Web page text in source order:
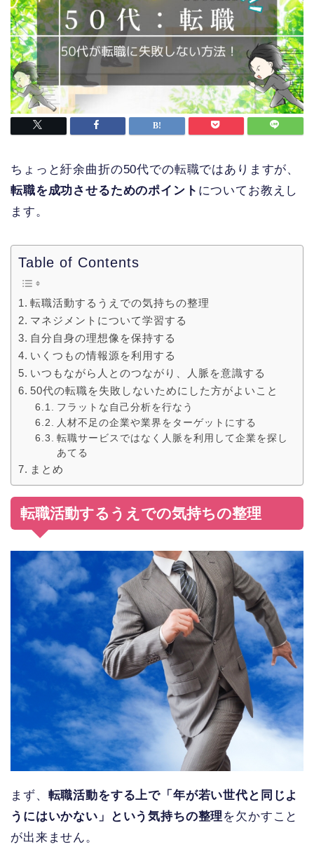
ちょっと紆余曲折の50代での転職ではありますが、
転職を成功させるためのポイント についてお教えし
ます。
Table of Contents
転職活動するうえでの気持ちの整理
マネジメントについて学習する
自分自身の理想像を保持する
いくつもの情報源を利用する
いつもながら人とのつながり、人脈を意識する
50代の転職を失敗しないためにした方がよいこと
フラットな自己分析を行なう
人材不足の企業や業界をターゲットにする
転職サービスではなく人脈を利用して企業を探し
あてる
まとめ
転職活動するうえでの気持ちの整理
まず、 転職活動をする上で「年が若い世代と同じよ
うにはいかない」という気持ちの整理 を欠かすこと
が出来ません。